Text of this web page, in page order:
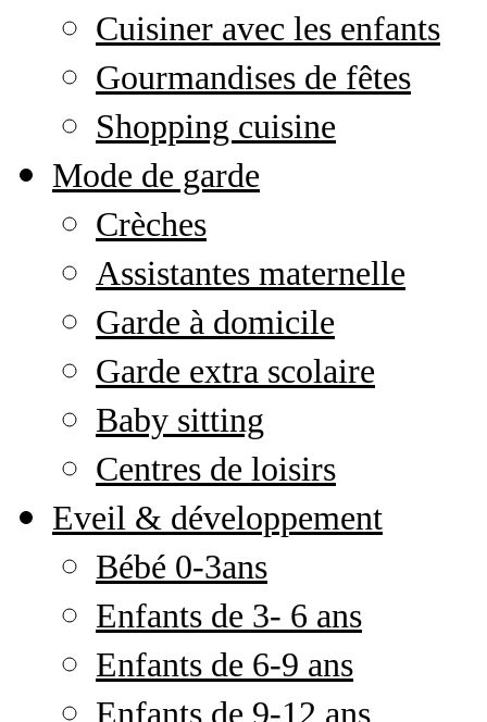
Cuisiner avec les enfants
Gourmandises de fêtes
Shopping cuisine
Mode de garde
Crèches
Assistantes maternelle
Garde à domicile
Garde extra scolaire
Baby sitting
Centres de loisirs
Eveil & développement
Bébé 0-3ans
Enfants de 3- 6 ans
Enfants de 6-9 ans
Enfants de 9-12 ans